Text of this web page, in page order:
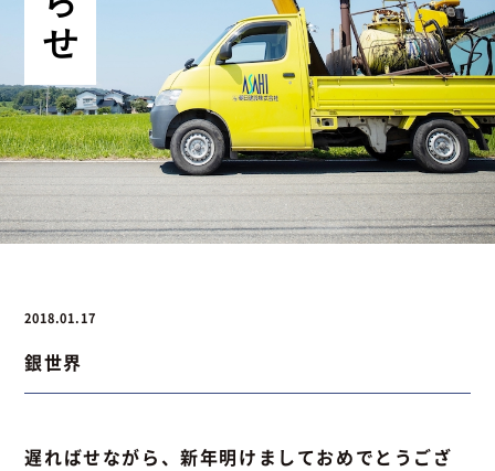
採用情報
お知らせ
BLOG
お問い合わせ
お問い合わせ
2018.01.17
銀世界
遅ればせながら、新年明けましておめでとうござ